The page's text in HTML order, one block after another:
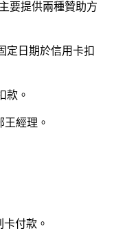
要提供兩種贊助方
定日期於信用卡扣
款。
經理。
付款。